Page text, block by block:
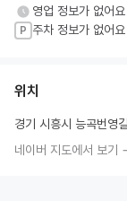
영업 정보가 없어요
P 주차 정보가 없어요
위치
경기 시흥시 능곡번
네이버 지도에서 보기